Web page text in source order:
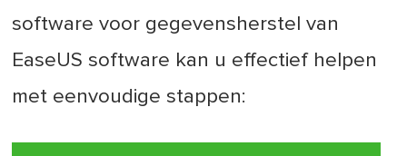
software voor gegevensherstel van
EaseUS software kan u effectief helpen
met eenvoudige stappen: